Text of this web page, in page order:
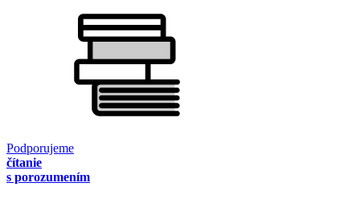
Podporujeme
čítanie
s porozumením